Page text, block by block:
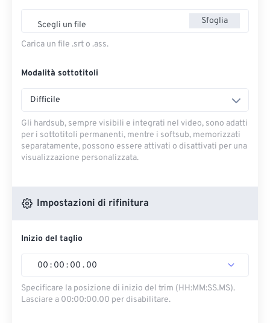
Scegli un file Sfoglia
Carica un file .srt o .ass.
Modalità sottotitoli
Difficile
Gli hardsub, sempre visibili e integrati nel video, sono adatti
per i sottotitoli permanenti, mentre i softsub, memorizzati
separatamente, possono essere attivati ​​o disattivati ​​per una
visualizzazione personalizzata.
Impostazioni di rifinitura
Inizio del taglio
00 : 00 : 00 . 00
Specificare la posizione di inizio del trim (HH:MM:SS.MS).
Lasciare a 00:00:00.00 per disabilitare.